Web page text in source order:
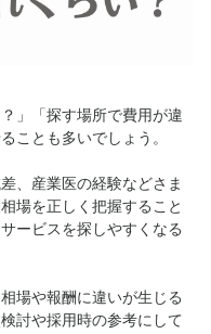
」「探す場所で費用が違
ことも多いでしょう。
、産業医の経験などさま
場を正しく把握すること
ービスを探しやすくなる
場や報酬に違いが生じる
討や採用時の参考にして